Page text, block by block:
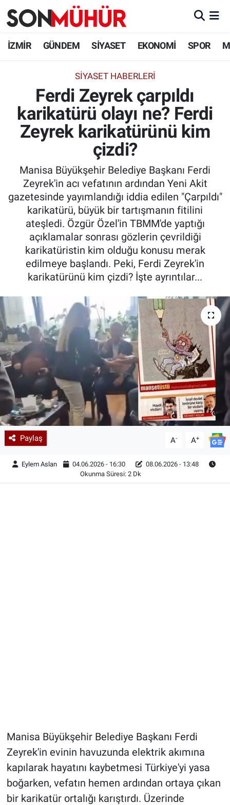
İZMİR GÜNDEM SİYASET EKONOMİ SPOR
SIYASET HABERLERI
Ferdi Zeyrek çarpıldı
karikatürü olayı ne? Ferdi
Zeyrek karikatürünü kim
çizdi?
Manisa Büyükşehir Belediye Başkanı Ferdi
Zeyrek'in acı vefatının ardından Yeni Akit
gazetesinde yayımlandığı iddia edilen "Çarpıldı"
karikatürü, büyük bir tartışmanın fitilini
ateşledi. Özgür Özel'in TBMM'de yaptığı
açıklamalar sonrası gözlerin çevrildiği
karikatüristin kim olduğu konusu merak
edilmeye başlandı. Peki, Ferdi Zeyrek'in
karikatürünü kim çizdi? İşte ayrıntılar...
Paylaş A- A+
Eylem Aslan 04.06.2026 - 16:30
08.06.2026 - 13:48
Okunma Süresi: 2 Dk
Manisa Büyükşehir Belediye Başkanı Ferdi
Zeyrek'in evinin havuzunda elektrik akımına
kapılarak hayatını kaybetmesi Türkiye'yi yasa
boğarken, vefatın hemen ardından ortaya çıkan
bir karikatür ortalığı karıştırdı. Üzerinde
İzmir Nöbetçi Eczaneler
İzmir Namaz Vakitleri
İzmir Trafik Yoğunluk Haritası
Süper Lig Puan Durumu ve Fikstür
Tüm Manşetler
Son Dakika Haberleri
Haber Arşivi